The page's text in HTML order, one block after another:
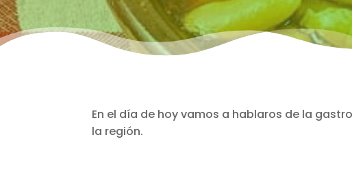
En el día de hoy vamos a hablaros de la
la región.